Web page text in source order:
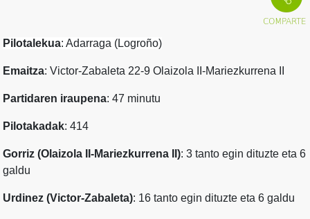
Pilotalekua: Adarraga (Logroño)
Emaitza: Victor-Zabaleta 22-9 Olaizola II-Mariezkurrena II
Partidaren iraupena: 47 minutu
Pilotakadak: 414
Gorriz (Olaizola II-Mariezkurrena II): 3 tanto egin dituzte eta 6
galdu
Urdinez (Victor-Zabaleta): 16 tanto egin dituzte eta 6 galdu